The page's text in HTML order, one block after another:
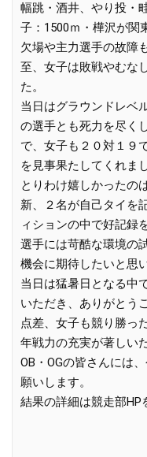
幅跳・酒井、やり投・
子：1500ｍ・樺沢が関
欠場や主力選手の故障
至、女子は敗戦やむな
た。
当日はグラウンドレベ
の選手とも死力を尽く
で、女子も２０対１９
を見事果たしてくれま
とりわけ嬉しかったの
新、２名が自己タイを
ィションの中で好記録
選手には苛酷な環境の
機会に期待したいと思
当日は猛暑日となる中
いただき、ありがとう
点差、女子も競り勝っ
年戦力の充実が著しい
OB・OGの皆さんには
願いします。
結果の詳細は競走部HP